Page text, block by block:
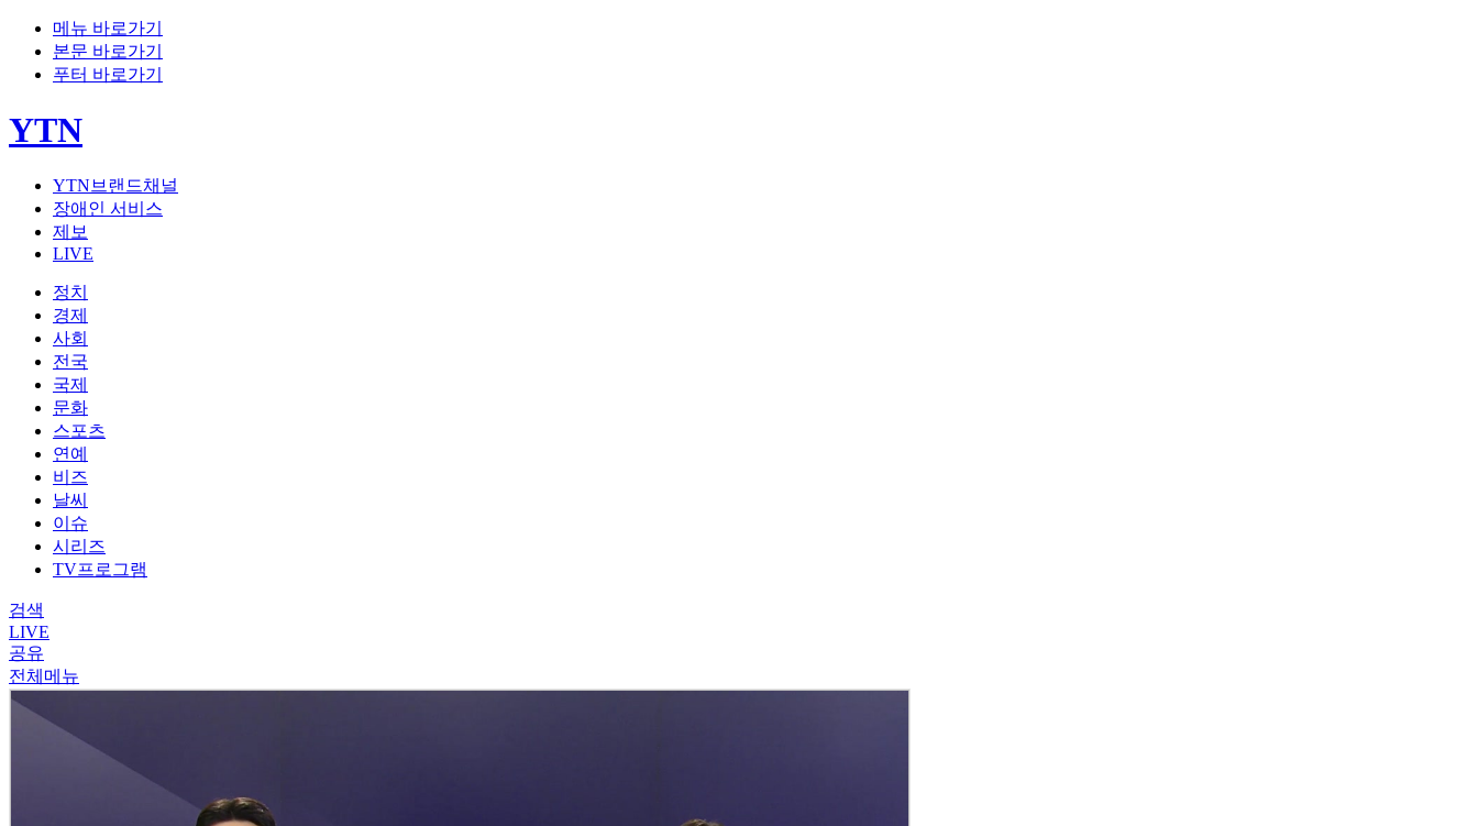
메뉴 바로가기
본문 바로가기
푸터 바로가기
YTN
YTN브랜드채널
장애인 서비스
제보
LIVE
정치
경제
사회
전국
국제
문화
스포츠
연예
비즈
날씨
이슈
시리즈
TV프로그램
검색
LIVE
공유
전체메뉴